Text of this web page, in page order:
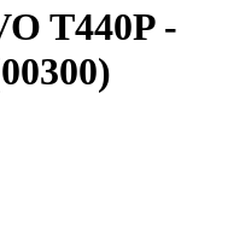
T440P -